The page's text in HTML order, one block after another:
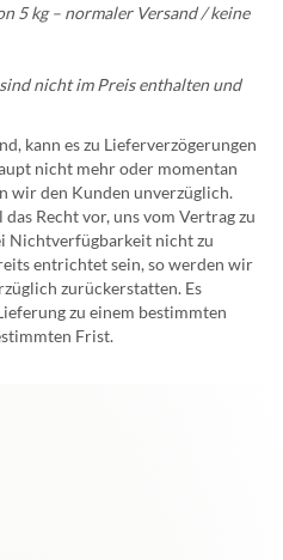
5 kg – normaler Versand / keine
nicht im Preis enthalten und
kann es zu Lieferverzögerungen
nicht mehr oder momentan
wir den Kunden unverzüglich.
Recht vor, uns vom Vertrag zu
Nichtverfügbarkeit nicht zu
entrichtet sein, so werden wir
zurückerstatten. Es
zu einem bestimmten
Frist.